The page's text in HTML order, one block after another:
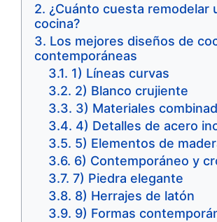
¿Cuánto cuesta remodelar
cocina?
Los mejores diseños de
contemporáneas
1) Líneas curvas
2) Blanco crujiente
3) Materiales
4) Detalles de acero
5) Elementos de
6) Contemporáneo y
7) Piedra elegante
8) Herrajes de latón
9) Formas